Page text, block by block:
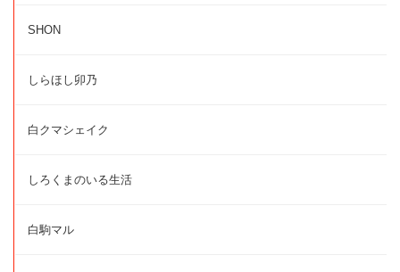
SHON
しらほし卯乃
白クマシェイク
しろくまのいる生活
白駒マル